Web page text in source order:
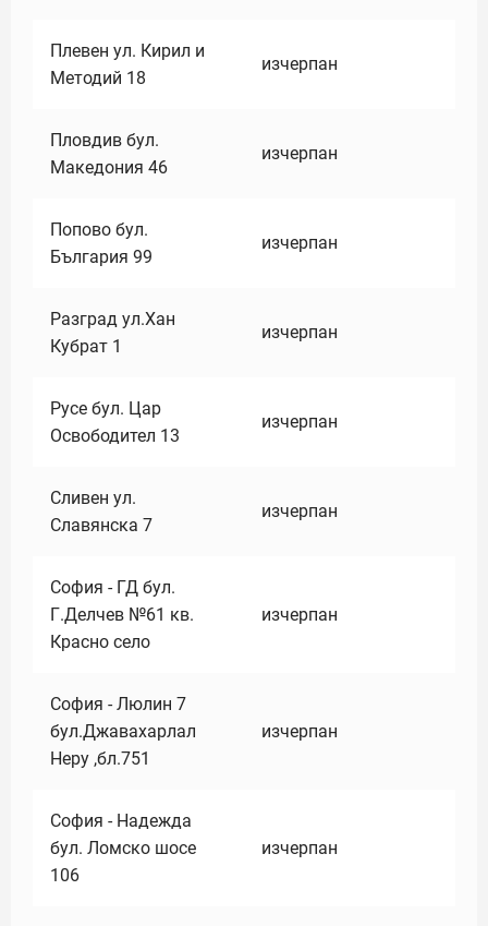
Плевен ул. Кирил и
Методий 18
изчерпан
Пловдив бул.
Македония 46
изчерпан
Попово бул.
България 99
изчерпан
Разград ул.Хан
Кубрат 1
изчерпан
Русе бул. Цар
Освободител 13
изчерпан
Сливен ул.
Славянска 7
изчерпан
София - ГД бул.
Г.Делчев №61 кв.
Красно село
изчерпан
София - Люлин 7
бул.Джавахарлал
Неру ,бл.751
изчерпан
София - Надежда
бул. Ломско шосе
106
изчерпан